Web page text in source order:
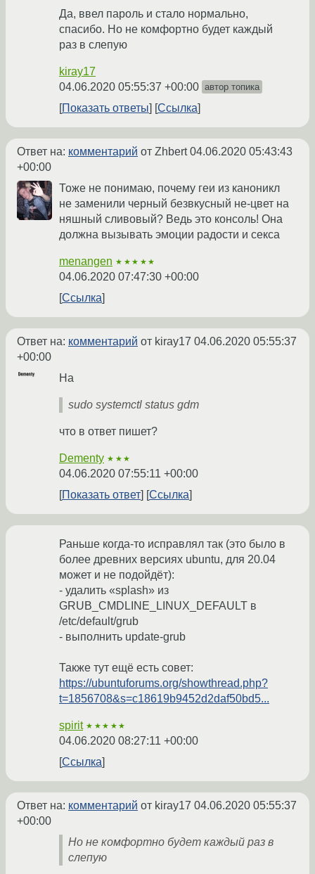
Да, ввел пароль и стало нормально,
спасибо. Но не комфортно будет каждый
раз в слепую
kiray17
04.06.2020 05:55:37 +00:00 автор топика
Показать ответы Ссылка
Ответ на: комментарий от Zhbert04.06.2020 05:43:43
+00:00
Тоже не понимаю, почему геи из каноникл
не заменили черный безвкусный не-цвет на
няшный сливовый? Ведь это консоль! Она
должна вызывать эмоции радости и секса
menangen ★★★★★
04.06.2020 07:47:30 +00:00
Ссылка
Ответ на: комментарий от kiray17 04.06.2020 05:55:37
+00:00
На
sudo systemctl status gdm
что в ответ пишет?
Dementy ★★★
04.06.2020 07:55:11 +00:00
Показать ответ
Ссылка
Раньше когда-то исправлял так (это было в
более древних версиях ubuntu, для 20.04
может и не подойдёт):
- удалить «splash» из
GRUB_CMDLINE_LINUX_DEFAULT в
/etc/default/grub
- выполнить update-grub
Также тут ещё есть совет:
https://ubuntuforums.org/showthread.php?
t=1856708&s=c18619b9452d2daf50bd5...
spirit ★★★★★
04.06.2020 08:27:11 +00:00
Ссылка
Ответ на: комментарий от kiray17 04.06.2020 05:55:37
+00:00
Но не комфортно будет каждый раз в
слепую